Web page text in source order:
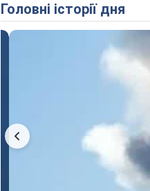
Головні історії дня